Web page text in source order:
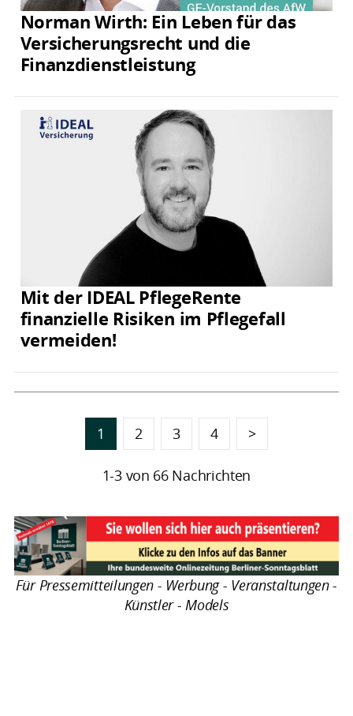
Norman Wirth: Ein Leben für das
Versicherungsrecht und die
Finanzdienstleistung
Mit der IDEAL PflegeRente
finanzielle Risiken im Pflegefall
vermeiden!
1 2 3 4 >
1-3 von 66 Nachrichten
Für Pressemitteilungen - Werbung - Veranstaltungen -
Künstler - Models